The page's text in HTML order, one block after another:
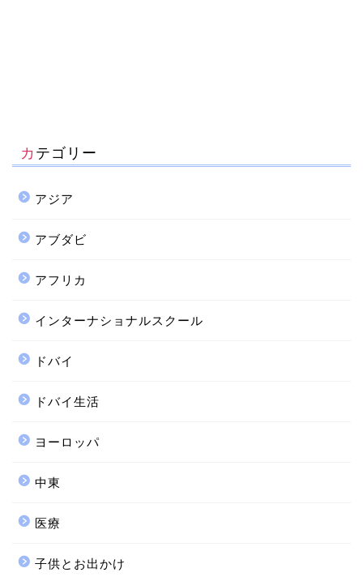
カテゴリー
アジア
アブダビ
アフリカ
インターナショナルスクール
ドバイ
ドバイ生活
ヨーロッパ
中東
医療
子供とお出かけ